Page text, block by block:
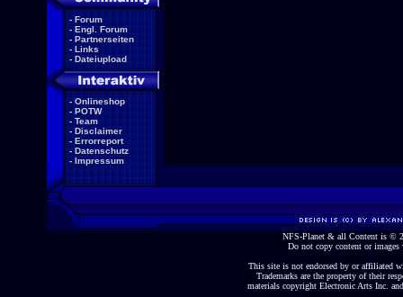
- Forum
- Engl. Forum
- Partnerseiten
- Links
- Dateiupload
- Onlineshop
- POTW
- Team
- Disclaimer
- Errorreport
- Datenschutz
- Impressum
NFS-Planet & all Content is ©
Do not copy content or
This site is not endorsed by or affiliated
Trademarks are the property of their
materials copyright Electronic Arts Inc.